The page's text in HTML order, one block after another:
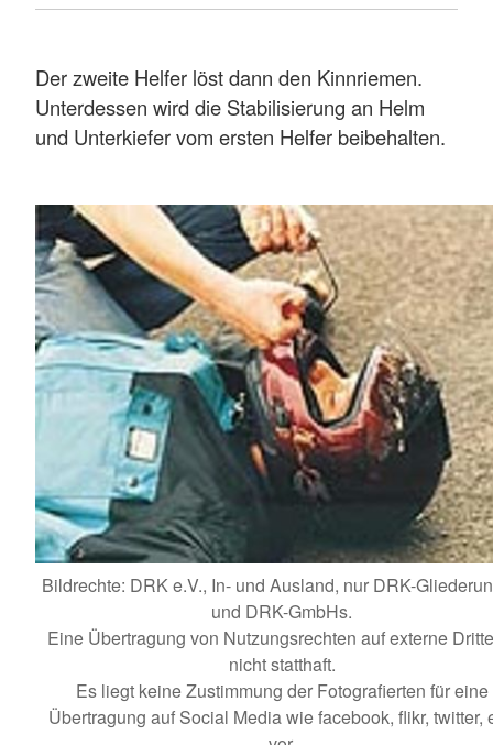
Der zweite Helfer löst dann den Kinnriemen.
Unterdessen wird die Stabilisierung an Helm
und Unterkiefer vom ersten Helfer beibehalten.
Bildrechte: DRK e.V., In- und Ausland, nur DRK-
und DRK-GmbHs.
Eine Übertragung von Nutzungsrechten auf externe
nicht statthaft.
Es liegt keine Zustimmung der Fotografierten für eine
Übertragung auf Social Media wie facebook, flikr, twitter,